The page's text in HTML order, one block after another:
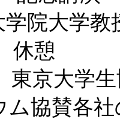
院大学教
憩
生協駒
ム協賛各